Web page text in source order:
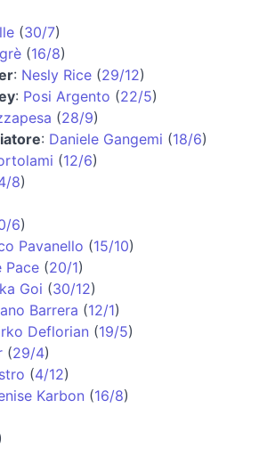
(30/7)
(16/8)
: Nesly Rice (29/12)
: Posi Argento (22/5)
(28/9)
: Daniele Gangemi (18/6)
(12/6)
8)
6)
Pavanello (15/10)
Pace (20/1)
Goi (30/12)
Barrera (12/1)
Deflorian (19/5)
(29/4)
(4/12)
Karbon (16/8)